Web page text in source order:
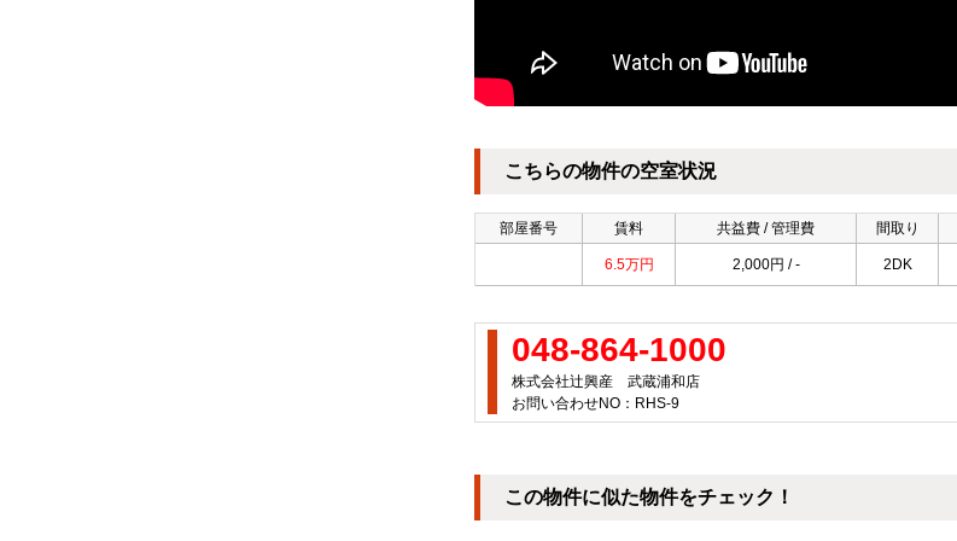
こちらの物件の空室状況
部屋番号 賃料 共益費 / 管理費 間取り
6.5万円 2,000円 / - 2DK
048-864-1000
株式会社辻興産 武蔵浦和店
お問い合わせNO：RHS-9
この物件に似た物件をチェック！